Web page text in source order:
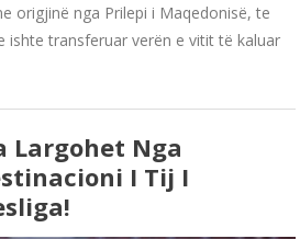
origjinë nga Prilepi i Maqedonisë, te
ishte transferuar verën e vitit të kaluar
Largohet Nga
I Tij I